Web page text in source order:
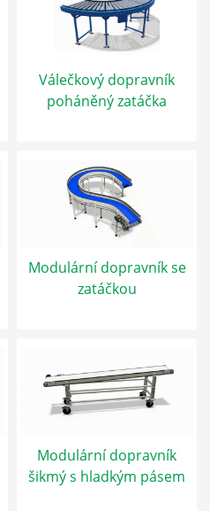
Válečkový dopravník
poháněný zatáčka
Modulární dopravník se
zatáčkou
Modulární dopravník
šikmý s hladkým pásem